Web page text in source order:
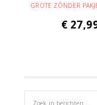
GROTE ZÓNDER
€